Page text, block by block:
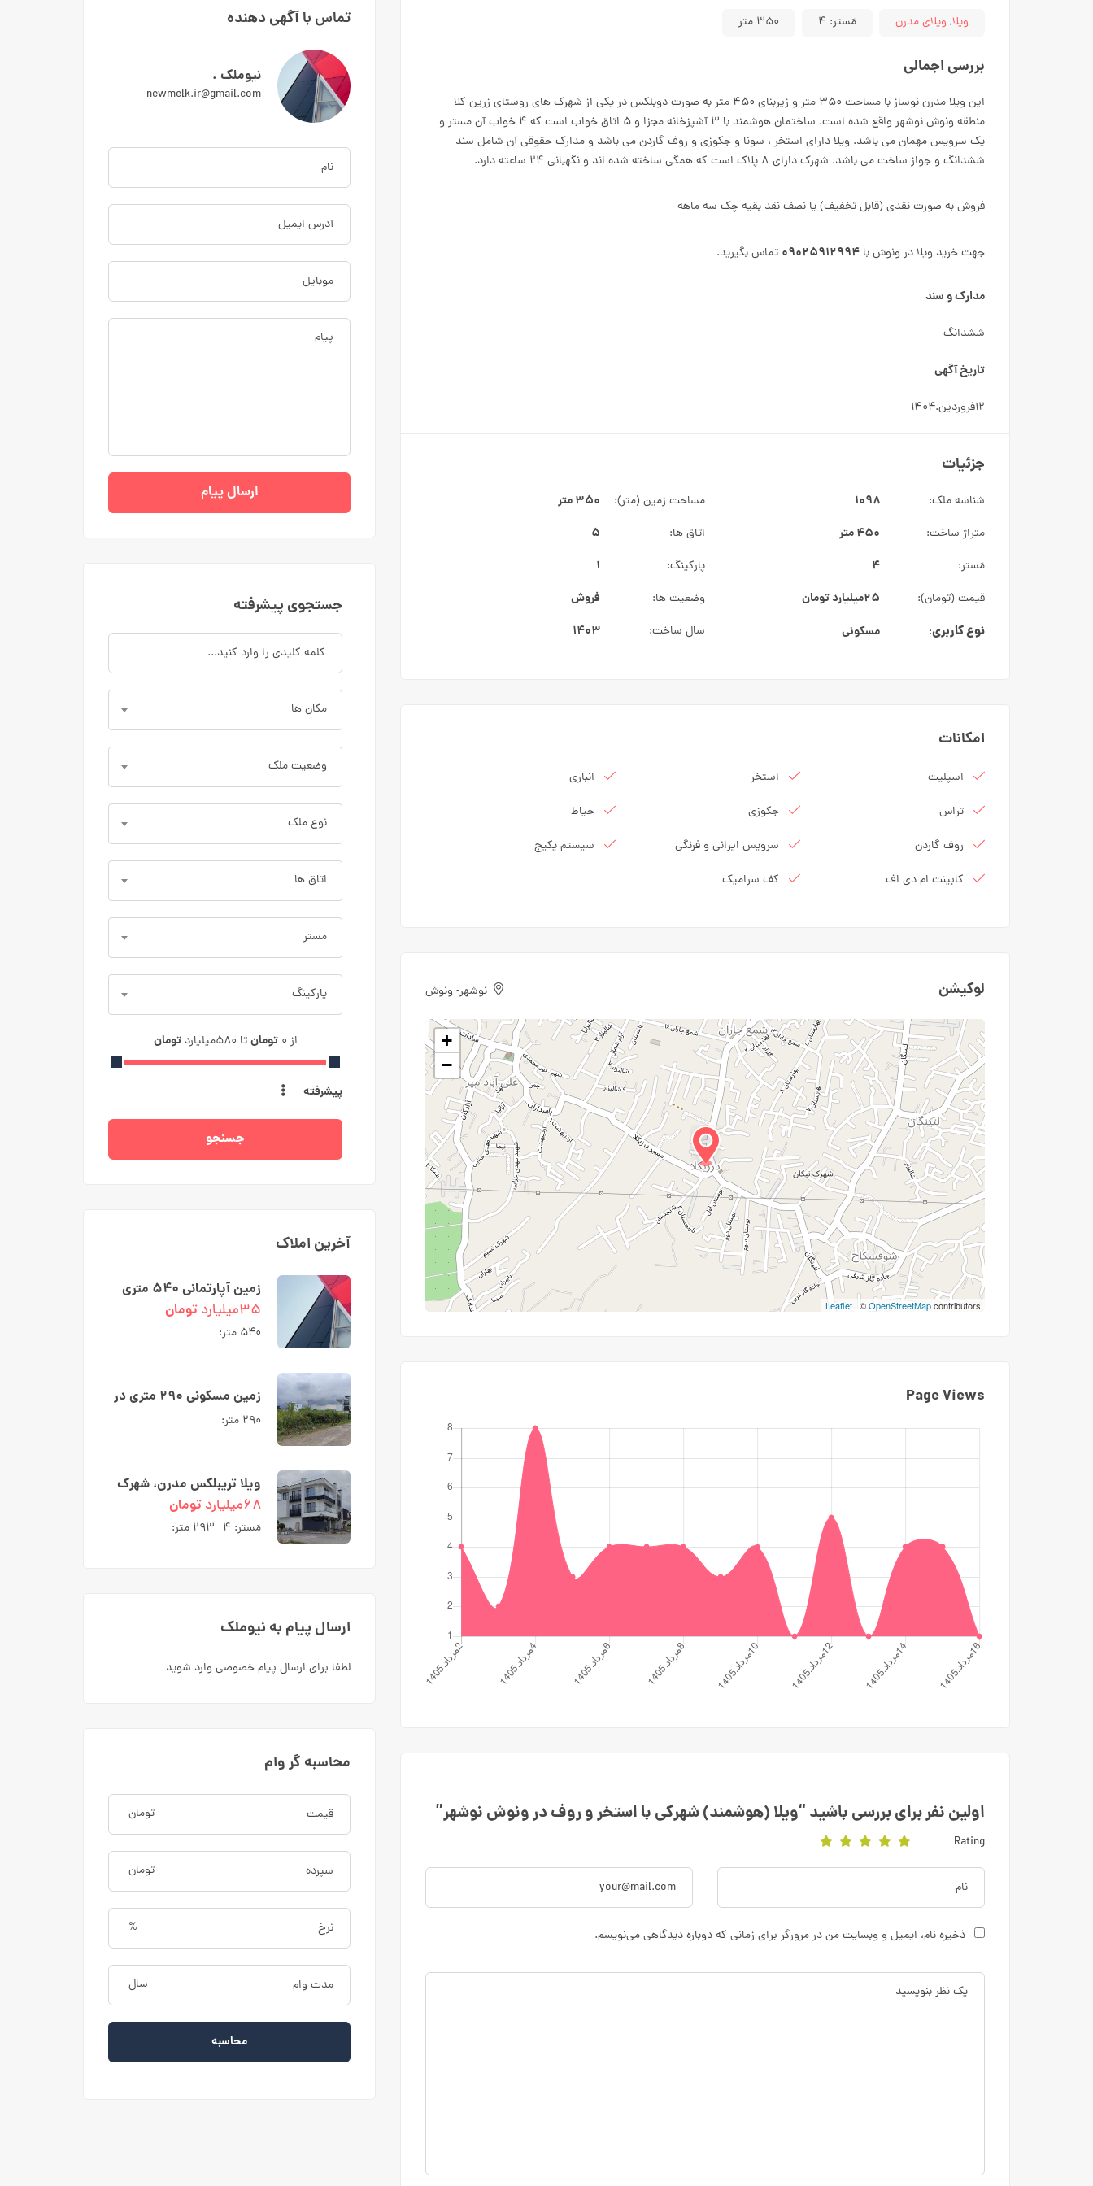
ویلا, ویلای مدرن مَستر: ۴ ۳۵۰ متر
بررسی اجمالی
این ویلا مدرن نوساز با مساحت ۳۵۰ متر و زیربنای ۴۵۰ متر به صورت دوبلکس در یکی از شهرک های روستای زرین کلا
منطقه ونوش نوشهر واقع شده است. ساختمان هوشمند با ۳ آشپزخانه مجزا و ۵ اتاق خواب است که ۴ خواب آن مستر و
یک سرویس مهمان می باشد. ویلا دارای استخر ، سونا و جکوزی و روف گاردن می باشد و مدارک حقوقی آن شامل سند
ششدانگ و جواز ساخت می باشد. شهرک دارای ۸ پلاک است که همگی ساخته شده اند و نگهبانی ۲۴ ساعته دارد.
فروش به صورت نقدی (قابل تخفیف) یا نصف نقد بقیه چک سه ماهه
جهت خرید ویلا در ونوش با ۰۹۰۲۵۹۱۲۹۹۴ تماس بگیرید.
مدارک و سند
ششدانگ
تاریخ آگهی
۱۲فروردین.۱۴۰۴
جزئیات
شناسه ملک: ۱۰۹۸ مساحت زمین (متر): ۳۵۰ متر
متراژ ساخت: ۴۵۰ متر اتاق ها: ۵
مَستر: ۴ پارکینگ: ۱
قیمت (تومان): ۲۵میلیارد تومان وضعیت ها: فروش
نوع کاربری: مسکونی سال ساخت: ۱۴۰۳
امکانات
اسپلیت استخر
انباری
تراس
جکوزی
حیاط
روف گاردن
سرویس ایرانی و فرنگی
سیستم پکیج
کابینت ام دی اف
کف سرامیک
لوکیشن نوشهر- ونوش
+
−
Leaflet | ©OpenStreetMapcontributors
Page Views
اولین نفر برای بررسی باشید “ویلا (هوشمند) شهرکی با استخر و روف در ونوش نوشهر”
Rating
ذخیره نام، ایمیل و وبسایت من در مرورگر برای زمانی که دوباره دیدگاهی می‌نویسم.
تماس با آگهی دهنده
نیوملک .
newmelk.ir@gmail.com
ارسال پیام
جستجوی پیشرفته
مکان ها
وضعیت ملک
نوع ملک
اتاق ها
مستر
پارکینگ
از ۰ تومان تا ۵۸۰میلیارد تومان
پیشرفته
جسنجو
آخرین املاک
زمین آپارتمانی ۵۴۰ متری
دو نبش در رادیو دریا کوچه
شبنم
۳۵میلیارد تومان
۵۴۰ متر:
زمین مسکونی ۲۹۰ متری در
شهرک ارکیده نوشهر
۲۹۰ متر:
ویلا تریبلکس مدرن، شهرک
ارکیده بلوار کریمی نوشهر
۶۸میلیارد تومان
مَستر: ۴ ۲۹۳ متر:
ارسال پیام به نیوملک
لطفا برای ارسال پیام خصوصی وارد شوید
محاسبه گر وام
تومان
تومان
%
سال
محاسبه